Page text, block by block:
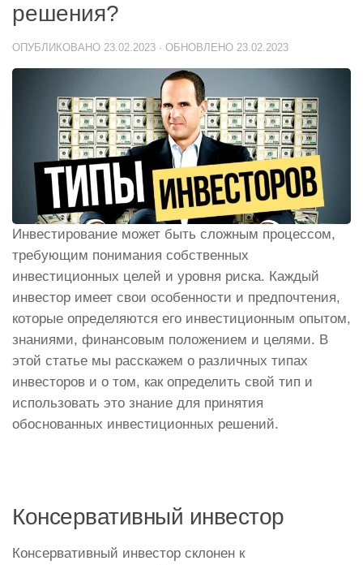
решения?
ОПУБЛИКОВАНО 23.02.2023 · ОБНОВЛЕНО 23.02.2023
Инвестирование может быть сложным процессом,
требующим понимания собственных
инвестиционных целей и уровня риска. Каждый
инвестор имеет свои особенности и предпочтения,
которые определяются его инвестиционным опытом,
знаниями, финансовым положением и целями. В
этой статье мы расскажем о различных типах
инвесторов и о том, как определить свой тип и
использовать это знание для принятия
обоснованных инвестиционных решений.
Консервативный инвестор
Консервативный инвестор склонен к